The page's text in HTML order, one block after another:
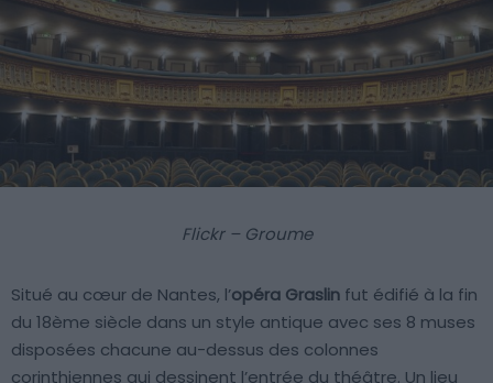
Flickr – Groume
Situé au cœur de Nantes, l’opéra Graslin fut édifié à la fin
du 18ème siècle dans un style antique avec ses 8 muses
disposées chacune au-dessus des colonnes
corinthiennes qui dessinent l’entrée du théâtre. Un lieu